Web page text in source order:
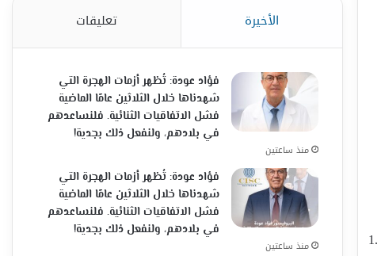
الأخيرة تعليقات
فؤاد عودة: تُظهر أزمات الهجرة التي
شهدناها خلال الثلاثين عامًا الماضية
فشل الاتفاقيات الثنائية. فلنساعدهم
في بلادهم، ولنفعل ذلك بجدية!
منذ ساعتين
فؤاد عودة: تُظهر أزمات الهجرة التي
شهدناها خلال الثلاثين عامًا الماضية
فشل الاتفاقيات الثنائية. فلنساعدهم
في بلادهم، ولنفعل ذلك بجدية!
منذ ساعتين